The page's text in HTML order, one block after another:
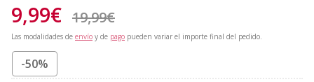
9,99€ 19,99€
Las modalidades de envío y de pago pueden variar el importe final del pedido.
-50%